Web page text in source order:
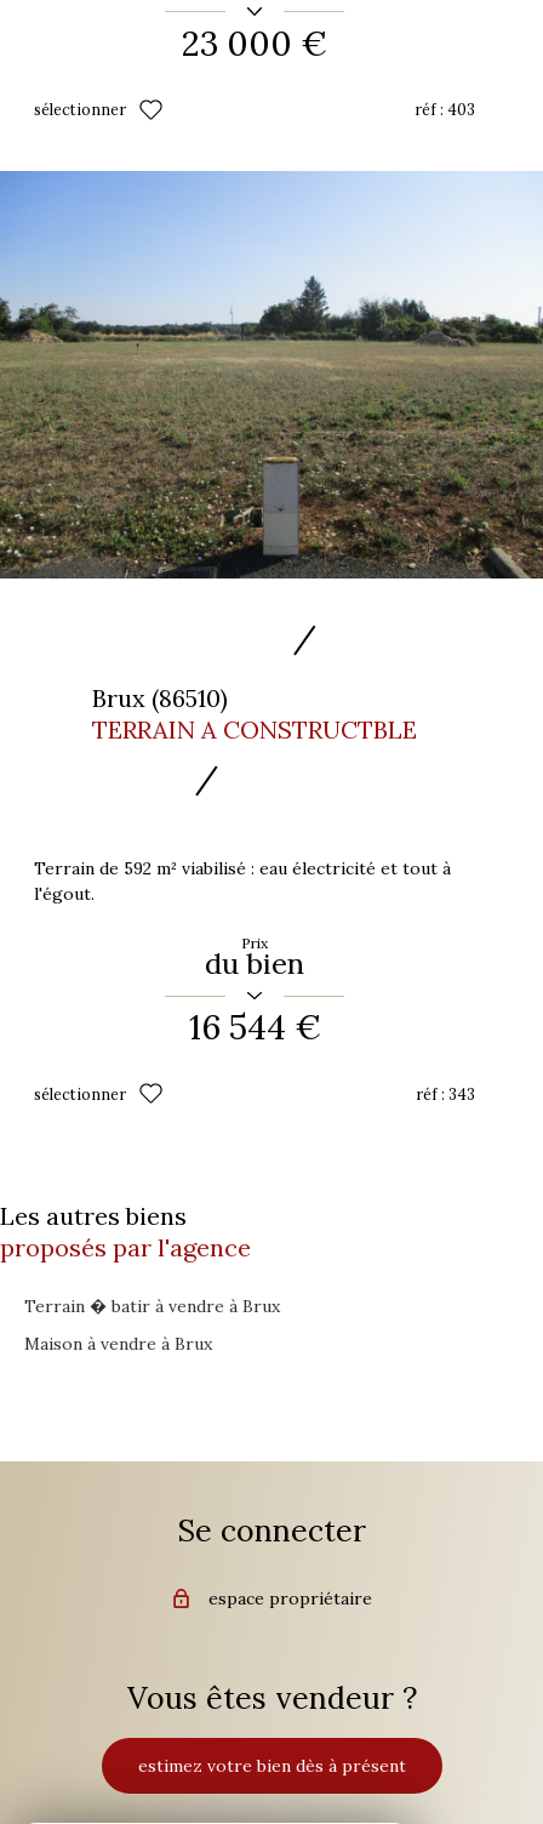
23 000 €
sélectionner réf : 403
Brux (86510)
TERRAIN A CONSTRUCTBLE
Terrain de 592 m² viabilisé : eau électricité et tout à
l'égout.
Prix
du bien
16 544 €
sélectionner réf : 343
Les autres biens
proposés par l'agence
Terrain � batir à vendre à Brux
Maison à vendre à Brux
Se connecter
espace propriétaire
Vous êtes vendeur ?
estimez votre bien dès à présent